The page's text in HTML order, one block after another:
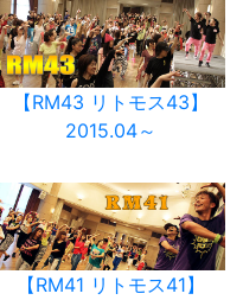
【RM43 リトモス43】
2015.04～
【RM41 リトモス41】